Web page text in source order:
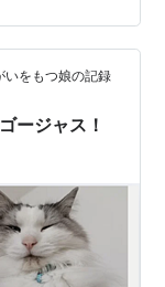
ちゃうの！🎵
っちゃうか
にゃ～
捜索し…
いをもつ娘の記録
ージャス！